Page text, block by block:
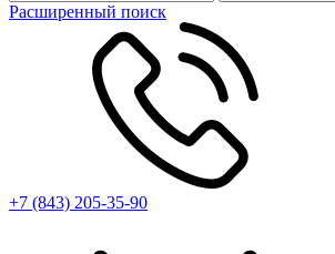
Расширенный поиск
+7 (843) 205-35-90